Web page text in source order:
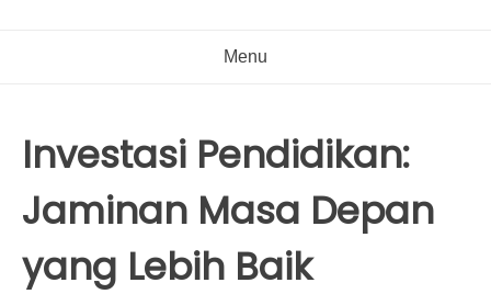
Menu
Investasi Pendidikan:
Jaminan Masa Depan
yang Lebih Baik